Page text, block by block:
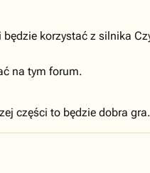
korzystać z silnika
na tym forum.
części to będzie dobra